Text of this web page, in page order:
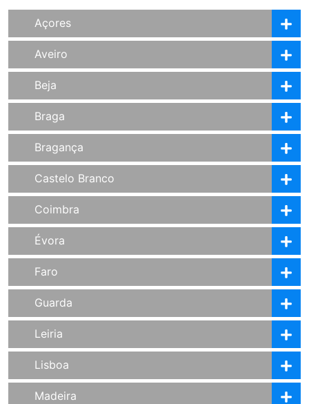
Açores
Aveiro
Beja
Braga
Bragança
Castelo Branco
Coimbra
Évora
Faro
Guarda
Leiria
Lisboa
Madeira